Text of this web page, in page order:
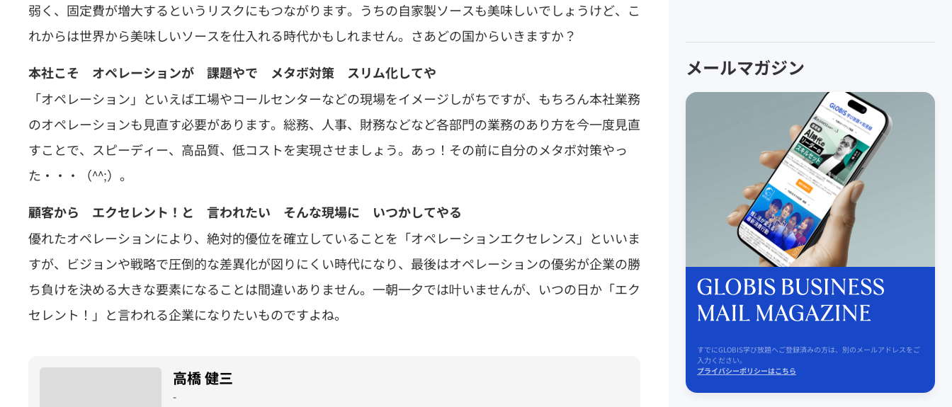
弱く、固定費が増大するというリスクにもつながります。うちの自家製ソースも美味しいでしょうけど、こ
れからは世界から美味しいソースを仕入れる時代かもしれません。さあどの国からいきますか？
本社こそ オペレーションが 課題やで メタボ対策 スリム化してや
「オペレーション」といえば工場やコールセンターなどの現場をイメージしがちですが、もちろん本社業務
のオペレーションも見直す必要があります。総務、人事、財務などなど各部門の業務のあり方を今一度見直
すことで、スピーディー、高品質、低コストを実現させましょう。あっ！その前に自分のメタボ対策やっ
た・・・（^^;）。
顧客から エクセレント！と 言われたい そんな現場に いつかしてやる
優れたオペレーションにより、絶対的優位を確立していることを「オペレーションエクセレンス」といいま
すが、ビジョンや戦略で圧倒的な差異化が図りにくい時代になり、最後はオペレーションの優劣が企業の勝
ち負けを決める大きな要素になることは間違いありません。一朝一夕では叶いませんが、いつの日か「エク
セレント！」と言われる企業になりたいものですよね。
高橋 健三
-
メールマガジン
すでにGLOBIS学び放題へご登録済みの方は、別のメールアドレスをご
入力ください。
プライバシーポリシーはこちら